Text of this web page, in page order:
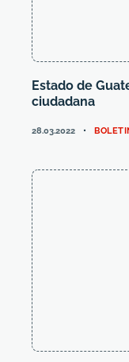
Estado de
ciudadana
28.03.2022